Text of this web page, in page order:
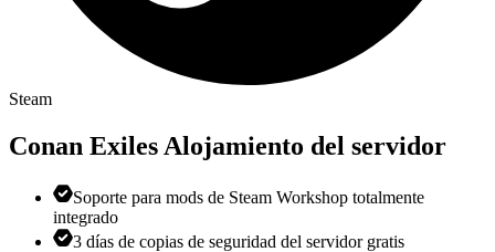
Steam
Conan Exiles Alojamiento del servidor
Soporte para mods de Steam Workshop totalmente
integrado
3 días de copias de seguridad del servidor gratis